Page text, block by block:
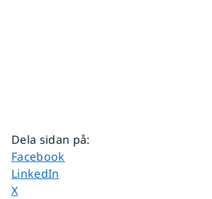
Dela sidan på:
Dela sidan på
Facebook
Dela sidan på
LinkedIn
Dela sidan på
X